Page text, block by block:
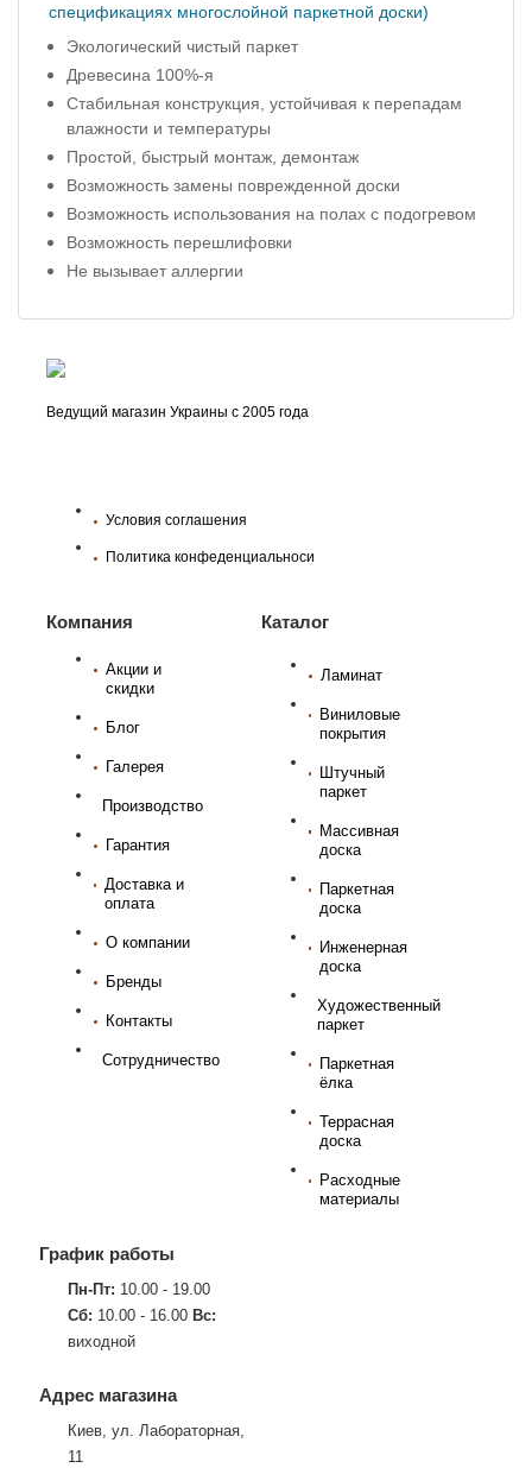
спецификациях многослойной паркетной доски)
Экологический чистый паркет
Древесина 100%-я
Стабильная конструкция, устойчивая к перепадам
влажности и температуры
Простой, быстрый монтаж, демонтаж
Возможность замены поврежденной доски
Возможность использования на полах с подогревом
Возможность перешлифовки
Не вызывает аллергии
Ведущий магазин Украины с 2005 года
Условия соглашения
Политика конфеденциальноси
Компания
Акции и
скидки
Блог
Галерея
Производство
Гарантия
Доставка и
оплата
О компании
Бренды
Контакты
Сотрудничество
Каталог
Ламинат
Виниловые
покрытия
Штучный
паркет
Массивная
доска
Паркетная
доска
Инженерная
доска
Художественный
паркет
Паркетная
ёлка
Террасная
доска
Расходные
материалы
График работы
Пн-Пт: 10.00 - 19.00
Сб: 10.00 - 16.00 Вс:
виходной
Адрес магазина
Киев, ул. Лабораторная,
11